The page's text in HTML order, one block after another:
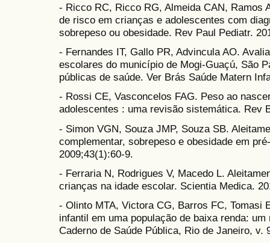
- Ricco RC, Ricco RG, Almeida CAN, Ramos
de risco em crianças e adolescentes com
sobrepeso ou obesidade. Rev Paul Pediatr.
- Fernandes IT, Gallo PR, Advincula AO.
escolares do município de Mogi-Guaçú, São
públicas de saúde. Ver Brás Saúde Matern
- Rossi CE, Vasconcelos FAG. Peso ao
adolescentes : uma revisão sistemática. Rev
- Simon VGN, Souza JMP, Souza SB.
complementar, sobrepeso e obesidade em
2009;43(1):60-9.
- Ferraria N, Rodrigues V, Macedo L.
crianças na idade escolar. Scientia Medica.
- Olinto MTA, Victora CG, Barros FC, Tomasi
infantil em uma população de baixa renda:
Caderno de Saúde Pública, Rio de Janeiro, v.